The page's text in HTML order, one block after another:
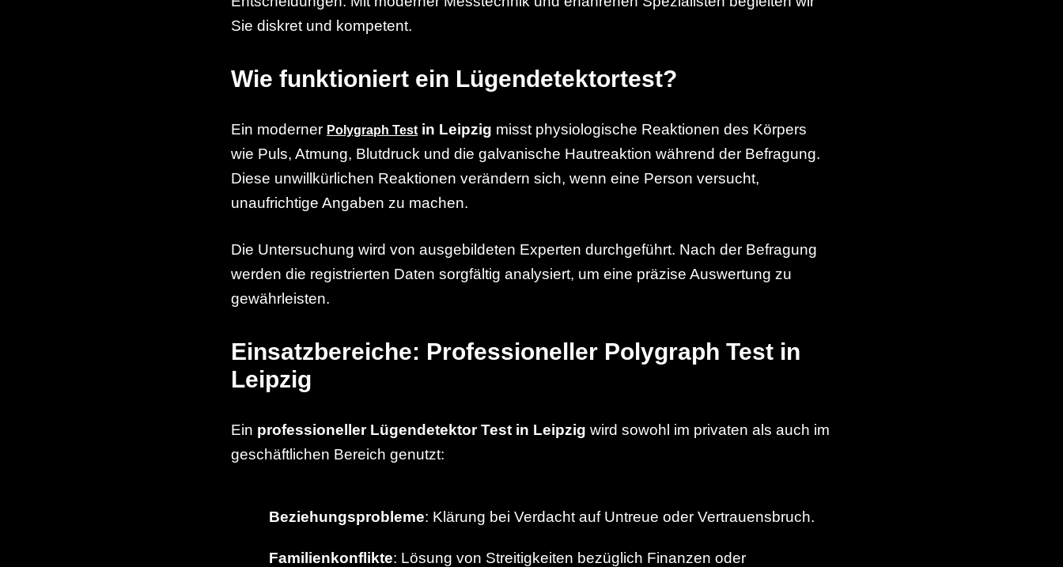
Sie diskret und kompetent.
Wie funktioniert ein Lügendetektortest?
Ein moderner Polygraph Test in Leipzig misst physiologische Reaktionen des Körpers
wie Puls, Atmung, Blutdruck und die galvanische Hautreaktion während der Befragung.
Diese unwillkürlichen Reaktionen verändern sich, wenn eine Person versucht,
unaufrichtige Angaben zu machen.
Die Untersuchung wird von ausgebildeten Experten durchgeführt. Nach der Befragung
werden die registrierten Daten sorgfältig analysiert, um eine präzise Auswertung zu
gewährleisten.
Einsatzbereiche: Professioneller Polygraph Test in
Leipzig
Ein professioneller Lügendetektor Test in Leipzig wird sowohl im privaten als auch im
geschäftlichen Bereich genutzt:
Beziehungsprobleme: Klärung bei Verdacht auf Untreue oder Vertrauensbruch.
Familienkonflikte: Lösung von Streitigkeiten bezüglich Finanzen oder